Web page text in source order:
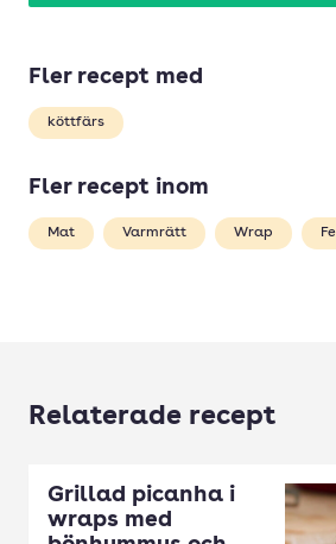
Fler recept med
köttfärs
Fler recept inom
Mat Varmrätt Wrap
Relaterade recept
Grillad picanha i
wraps med